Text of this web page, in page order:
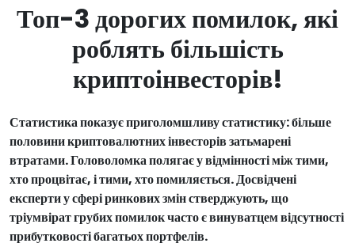
Топ-3 дорогих помилок, які
роблять більшість
криптоінвесторів!
Статистика показує приголомшливу статистику: більше
половини криптовалютних інвесторів затьмарені
втратами. Головоломка полягає у відмінності між тими,
хто процвітає, і тими, хто помиляється. Досвідчені
експерти у сфері ринкових змін стверджують, що
тріумвірат грубих помилок часто є винуватцем відсутності
прибутковості багатьох портфелів.